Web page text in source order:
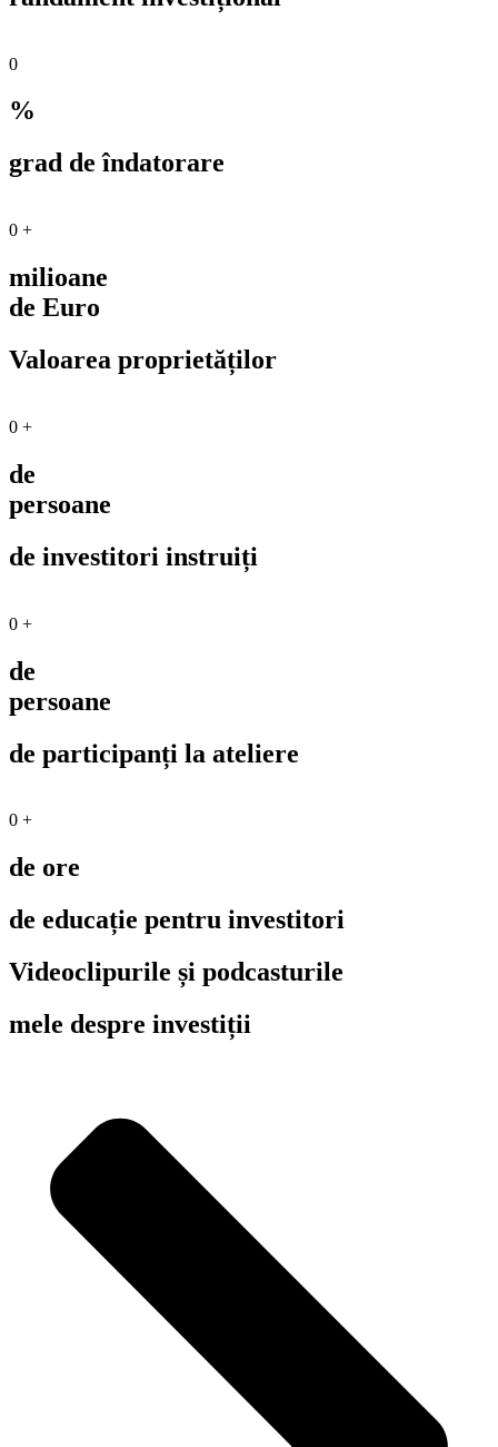
0
%
grad de îndatorare
0 +
milioane
de Euro
Valoarea proprietăților
0 +
de
persoane
de investitori instruiți
0 +
de
persoane
de participanți la ateliere
0 +
de ore
de educație pentru investitori
Videoclipurile și podcasturile
mele despre investiții